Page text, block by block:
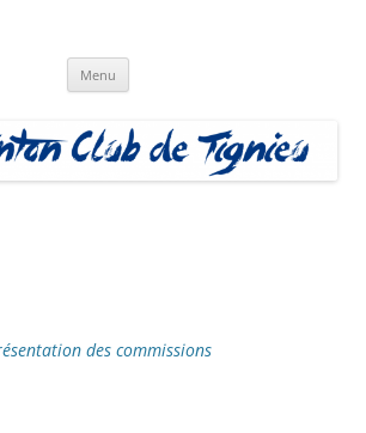
Menu
des commissions